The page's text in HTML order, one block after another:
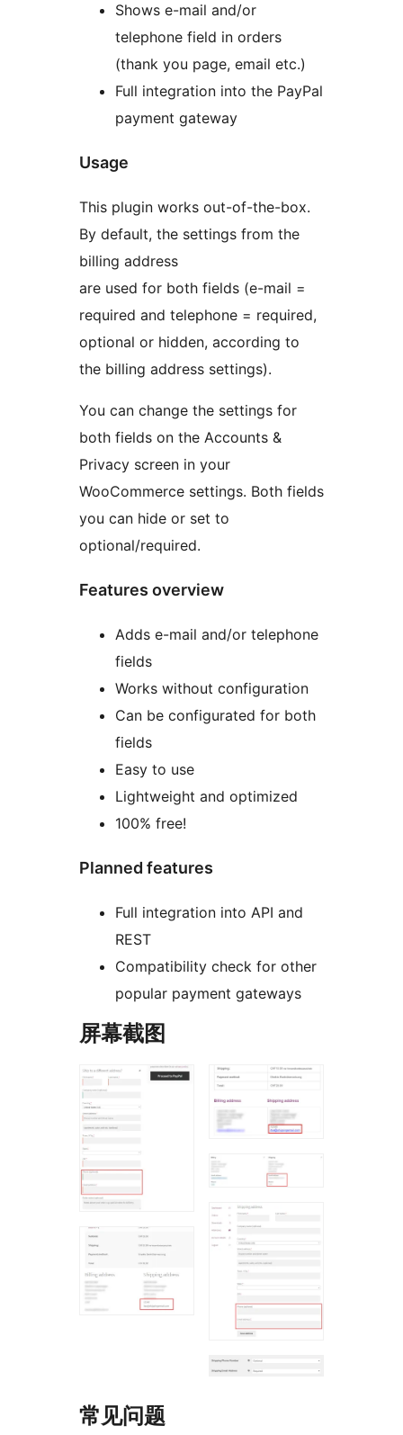
Shows e-mail and/or
telephone field in orders
(thank you page, email etc.)
Full integration into the PayPal
payment gateway
Usage
This plugin works out-of-the-box.
By default, the settings from the
billing address
are used for both fields (e-mail =
required and telephone = required,
optional or hidden, according to
the billing address settings).
You can change the settings for
both fields on the Accounts &
Privacy screen in your
WooCommerce settings. Both fields
you can hide or set to
optional/required.
Features overview
Adds e-mail and/or telephone
fields
Works without configuration
Can be configurated for both
fields
Easy to use
Lightweight and optimized
100% free!
Planned features
Full integration into API and
REST
Compatibility check for other
popular payment gateways
屏幕截图
常见问题